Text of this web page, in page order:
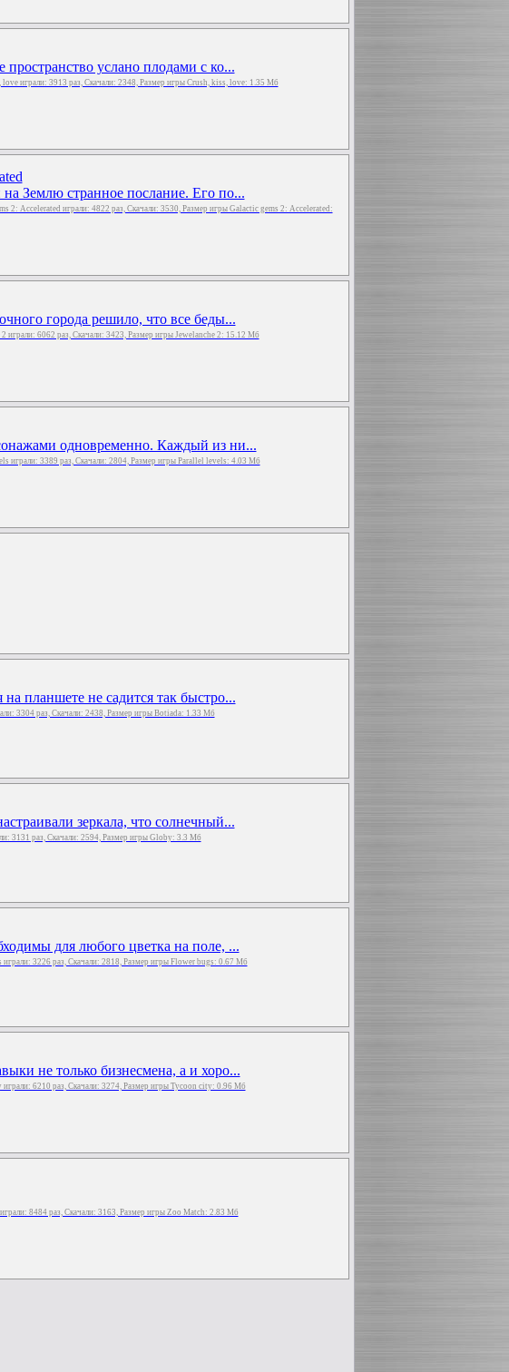
пространство услано плодами с ко...
играли: 3913 раз, Скачали: 2348, Размер игры Crush, kiss, love: 1.35 Мб
Землю странное послание. Его по...
2: Accelerated играли: 4822 раз, Скачали: 3530, Размер игры Galactic gems 2: Accelerated:
города решило, что все беды...
играли: 6062 раз, Скачали: 3423, Размер игры Jewelanche 2: 15.12 Мб
одновременно. Каждый из ни...
играли: 3389 раз, Скачали: 2804, Размер игры Parallel levels: 4.03 Мб
планшете не садится так быстро...
3304 раз, Скачали: 2438, Размер игры Botiada: 1.33 Мб
зеркала, что солнечный...
3131 раз, Скачали: 2594, Размер игры Globy: 3.3 Мб
для любого цветка на поле, ...
3226 раз, Скачали: 2818, Размер игры Flower bugs: 0.67 Мб
не только бизнесмена, а и хоро...
6210 раз, Скачали: 3274, Размер игры Tycoon сity: 0.96 Мб
8484 раз, Скачали: 3163, Размер игры Zoo Match: 2.83 Мб